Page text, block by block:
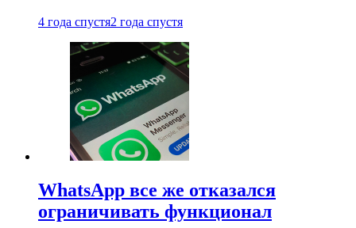
4 года спустя2 года спустя
WhatsApp все же отказался
ограничивать функционал